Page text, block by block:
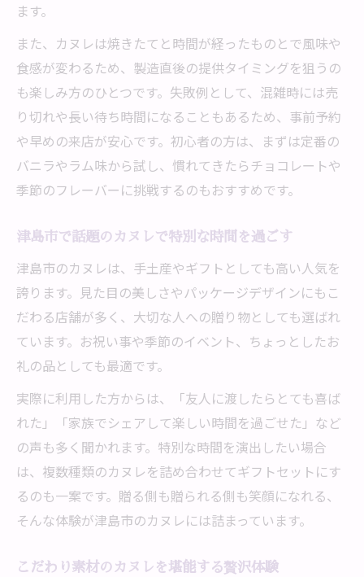
ます。
また、カヌレは焼きたてと時間が経ったものとで風味や
食感が変わるため、製造直後の提供タイミングを狙うの
も楽しみ方のひとつです。失敗例として、混雑時には売
り切れや長い待ち時間になることもあるため、事前予約
や早めの来店が安心です。初心者の方は、まずは定番の
バニラやラム味から試し、慣れてきたらチョコレートや
季節のフレーバーに挑戦するのもおすすめです。
津島市で話題のカヌレで特別な時間を過ごす
津島市のカヌレは、手土産やギフトとしても高い人気を
誇ります。見た目の美しさやパッケージデザインにもこ
だわる店舗が多く、大切な人への贈り物としても選ばれ
ています。お祝い事や季節のイベント、ちょっとしたお
礼の品としても最適です。
実際に利用した方からは、「友人に渡したらとても喜ば
れた」「家族でシェアして楽しい時間を過ごせた」など
の声も多く聞かれます。特別な時間を演出したい場合
は、複数種類のカヌレを詰め合わせてギフトセットにす
るのも一案です。贈る側も贈られる側も笑顔になれる、
そんな体験が津島市のカヌレには詰まっています。
こだわり素材のカヌレを堪能する贅沢体験